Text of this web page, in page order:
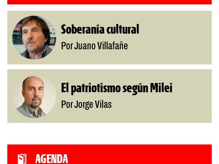
Soberanía cultural
Por Juano Villafañe
El patriotismo según Milei
Por Jorge Vilas
AGENDA